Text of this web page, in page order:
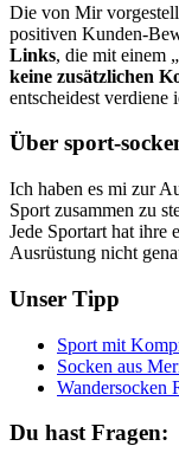
Die von Mir
positiven Kunden-
Links, die mit einem
keine zusätzlichen
entscheidest verdiene
Über sport-
Ich haben es mi zur
Sport zusammen zu
Jede Sportart hat ihre
Ausrüstung nicht
Unser Tipp
Sport mit
Socken aus
Wandersocken
Du hast Fragen: